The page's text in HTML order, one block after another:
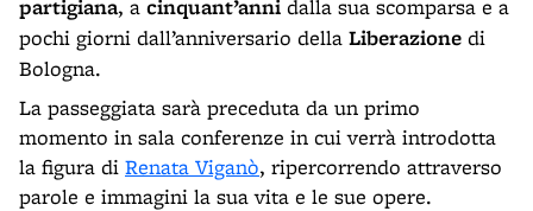
partigiana, a cinquant’anni dalla sua scomparsa e a
pochi giorni dall’anniversario della Liberazione di
Bologna.
La passeggiata sarà preceduta da un primo
momento in sala conferenze in cui verrà introdotta
la figura di Renata Viganò, ripercorrendo attraverso
parole e immagini la sua vita e le sue opere.